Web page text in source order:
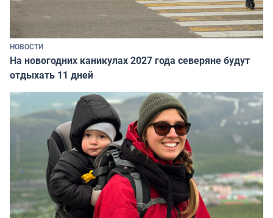
НОВОСТИ
На новогодних каникулах 2027 года северяне будут
отдыхать 11 дней